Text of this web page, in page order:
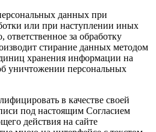
данных при
или при наступлении иных
за обработку
стирание данных методом
хранения информации на
уничтожении персональных
в качестве своей
под настоящим Согласием
действия на сайте